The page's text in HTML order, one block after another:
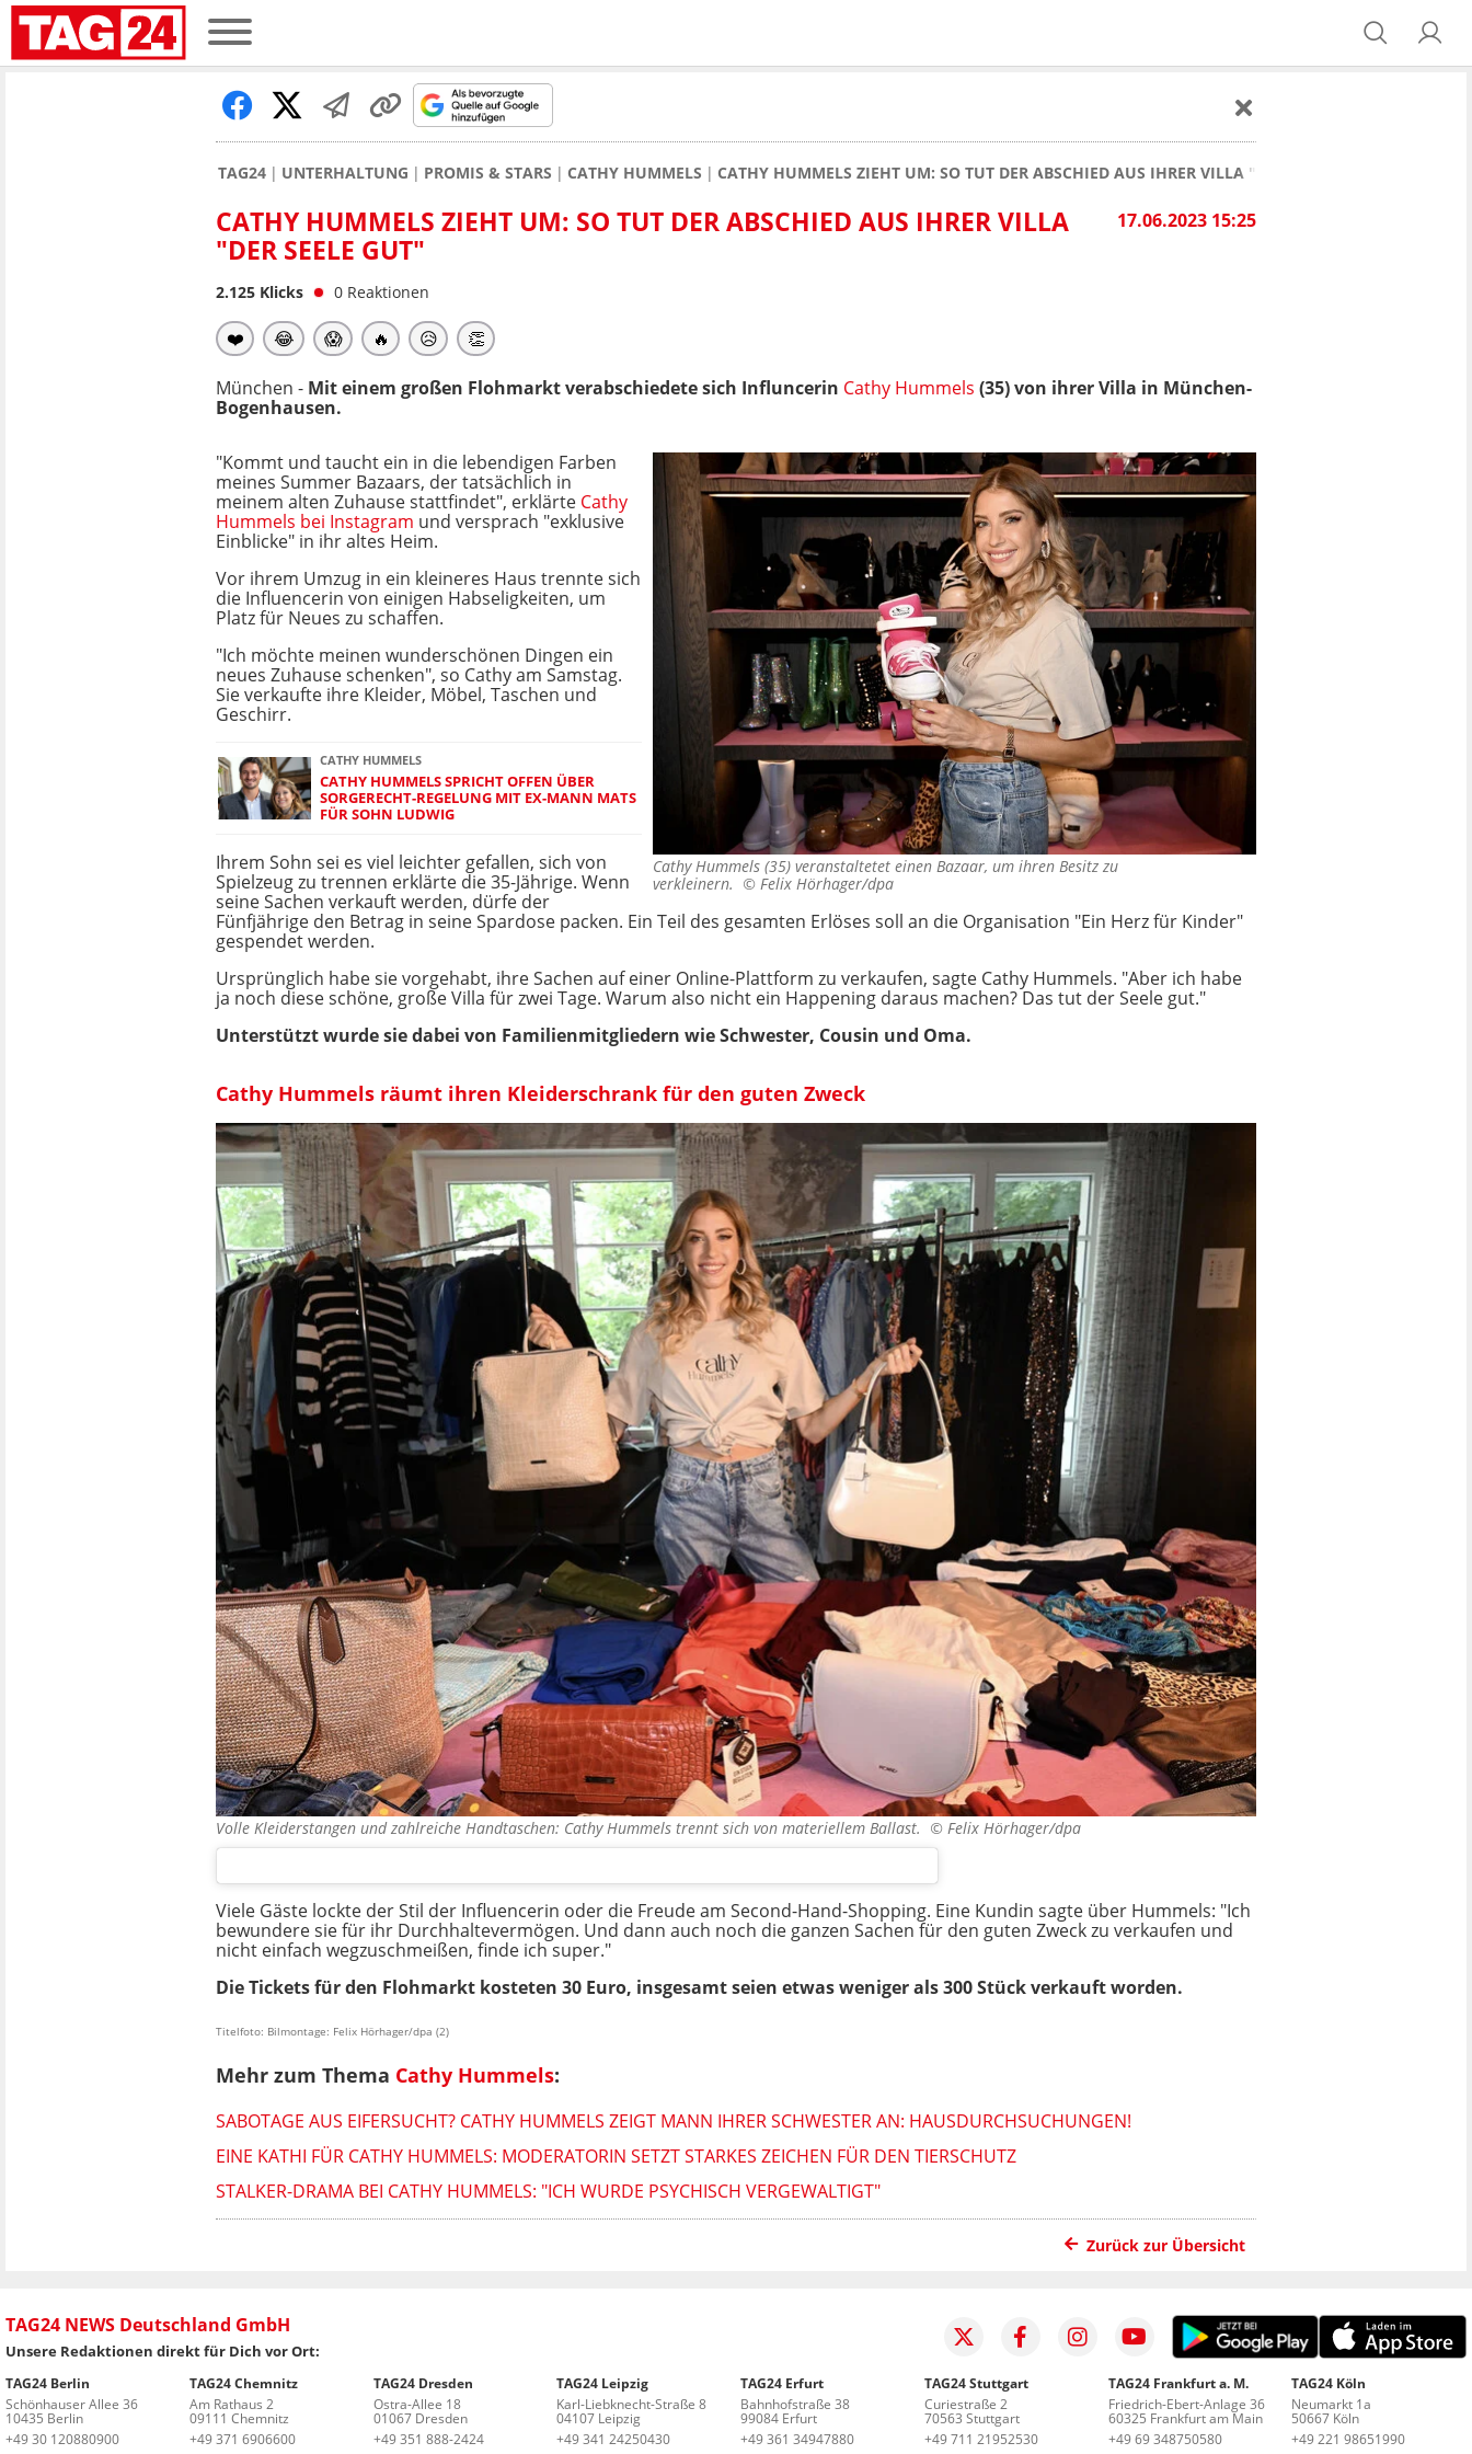
TAG24 UNTERHALTUNG PROMIS & STARS CATHY HUMMELS CATHY HUMMELS ZIEHT UM: SO TUT DER ABSCHIED AUS IHRER VILLA "DER SEELE GUT"
17.06.2023 15:25
CATHY HUMMELS ZIEHT UM: SO TUT DER ABSCHIED AUS IHRER VILLA
"DER SEELE GUT"
2.125 Klicks 0 Reaktionen
❤️ 😂 😱 🔥 😥 👏
München - Mit einem großen Flohmarkt verabschiedete sich Influncerin Cathy Hummels (35) von ihrer Villa in München-
Bogenhausen.
Cathy Hummels (35) veranstaltetet einen Bazaar, um ihren Besitz zu
verkleinern. © Felix Hörhager/dpa
"Kommt und taucht ein in die lebendigen Farben
meines Summer Bazaars, der tatsächlich in
meinem alten Zuhause stattfindet", erklärte Cathy
Hummels bei Instagram und versprach "exklusive
Einblicke" in ihr altes Heim.
Vor ihrem Umzug in ein kleineres Haus trennte sich
die Influencerin von einigen Habseligkeiten, um
Platz für Neues zu schaffen.
"Ich möchte meinen wunderschönen Dingen ein
neues Zuhause schenken", so Cathy am Samstag.
Sie verkaufte ihre Kleider, Möbel, Taschen und
Geschirr.
CATHY HUMMELS
CATHY HUMMELS SPRICHT OFFEN ÜBER
SORGERECHT-REGELUNG MIT EX-MANN MATS
FÜR SOHN LUDWIG
Ihrem Sohn sei es viel leichter gefallen, sich von
Spielzeug zu trennen erklärte die 35-Jährige. Wenn
seine Sachen verkauft werden, dürfe der
Fünfjährige den Betrag in seine Spardose packen. Ein Teil des gesamten Erlöses soll an die Organisation "Ein Herz für Kinder"
gespendet werden.
Ursprünglich habe sie vorgehabt, ihre Sachen auf einer Online-Plattform zu verkaufen, sagte Cathy Hummels. "Aber ich habe
ja noch diese schöne, große Villa für zwei Tage. Warum also nicht ein Happening daraus machen? Das tut der Seele gut."
Unterstützt wurde sie dabei von Familienmitgliedern wie Schwester, Cousin und Oma.
Cathy Hummels räumt ihren Kleiderschrank für den guten Zweck
Volle Kleiderstangen und zahlreiche Handtaschen: Cathy Hummels trennt sich von materiellem Ballast. © Felix Hörhager/dpa
Viele Gäste lockte der Stil der Influencerin oder die Freude am Second-Hand-Shopping. Eine Kundin sagte über Hummels: "Ich
bewundere sie für ihr Durchhaltevermögen. Und dann auch noch die ganzen Sachen für den guten Zweck zu verkaufen und
nicht einfach wegzuschmeißen, finde ich super."
Die Tickets für den Flohmarkt kosteten 30 Euro, insgesamt seien etwas weniger als 300 Stück verkauft worden.
Titelfoto: Bilmontage: Felix Hörhager/dpa (2)
Mehr zum Thema Cathy Hummels:
SABOTAGE AUS EIFERSUCHT? CATHY HUMMELS ZEIGT MANN IHRER SCHWESTER AN: HAUSDURCHSUCHUNGEN!
EINE KATHI FÜR CATHY HUMMELS: MODERATORIN SETZT STARKES ZEICHEN FÜR DEN TIERSCHUTZ
STALKER-DRAMA BEI CATHY HUMMELS: "ICH WURDE PSYCHISCH VERGEWALTIGT"
Zurück zur Übersicht
TAG24 NEWS Deutschland GmbH
Unsere Redaktionen direkt für Dich vor Ort:
TAG24 Berlin
Schönhauser Allee 36
10435 Berlin
+49 30 120880900
TAG24 Chemnitz
Am Rathaus 2
09111 Chemnitz
+49 371 6906600
TAG24 Dresden
Ostra-Allee 18
01067 Dresden
+49 351 888-2424
TAG24 Leipzig
Karl-Liebknecht-Straße 8
04107 Leipzig
+49 341 24250430
TAG24 Erfurt
Bahnhofstraße 38
99084 Erfurt
+49 361 34947880
TAG24 Stuttgart
Curiestraße 2
70563 Stuttgart
+49 711 21952530
TAG24 Frankfurt a. M.
Friedrich-Ebert-Anlage 36
60325 Frankfurt am Main
+49 69 348750580
TAG24 Köln
Neumarkt 1a
50667 Köln
+49 221 98651990